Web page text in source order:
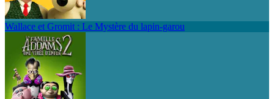
Wallace et Gromit : Le Mystère du lapin-garou